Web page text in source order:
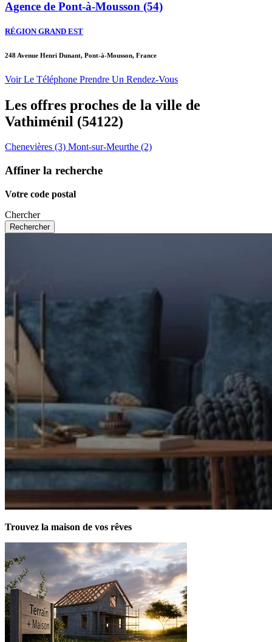
Agence de Pont-à-Mousson (54)
RÉGION GRAND EST
248 Avenue Henri Dunant, Pont-à-Mousson, France
Voir Le Téléphone Prendre Un Rendez-Vous
Les offres proches de la ville de
Vathiménil (54122)
Chenevières (3) Mont-sur-Meurthe (2)
Affiner la recherche
Votre code postal
Chercher
Trouvez la maison de vos rêves